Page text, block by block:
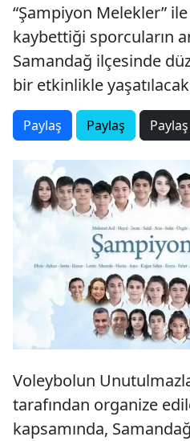
“Şampiyon Melekler”
kaybettiği sporcuların
Samandağ ilçesinde
bir etkinlikle
Paylaş Paylaş Paylaş
Voleybolun
tarafından organize
kapsamında,